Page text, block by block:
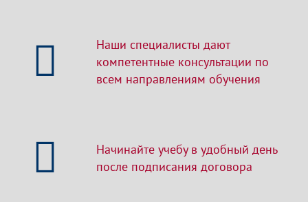
Наши специалисты дают
компетентные консультации по
всем направлениям обучения
Начинайте учебу в удобный день
после подписания договора